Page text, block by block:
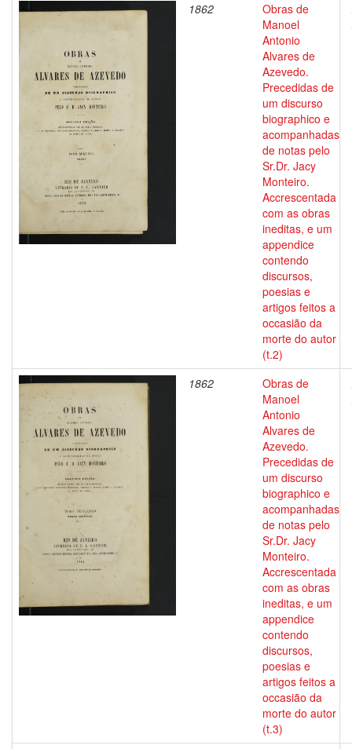
1862
Obras de
Manoel
Antonio
Alvares de
Azevedo.
Precedidas de
um discurso
biographico e
acompanhadas
de notas pelo
Sr.Dr. Jacy
Monteiro.
Accrescentada
com as obras
ineditas, e um
appendice
contendo
discursos,
poesias e
artigos feitos a
occasião da
morte do autor
(t.2)
1862
Obras de
Manoel
Antonio
Alvares de
Azevedo.
Precedidas de
um discurso
biographico e
acompanhadas
de notas pelo
Sr.Dr. Jacy
Monteiro.
Accrescentada
com as obras
ineditas, e um
appendice
contendo
discursos,
poesias e
artigos feitos a
occasião da
morte do autor
(t.3)